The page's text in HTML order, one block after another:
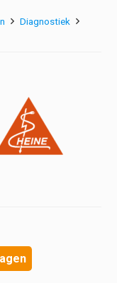
Diagnostiek